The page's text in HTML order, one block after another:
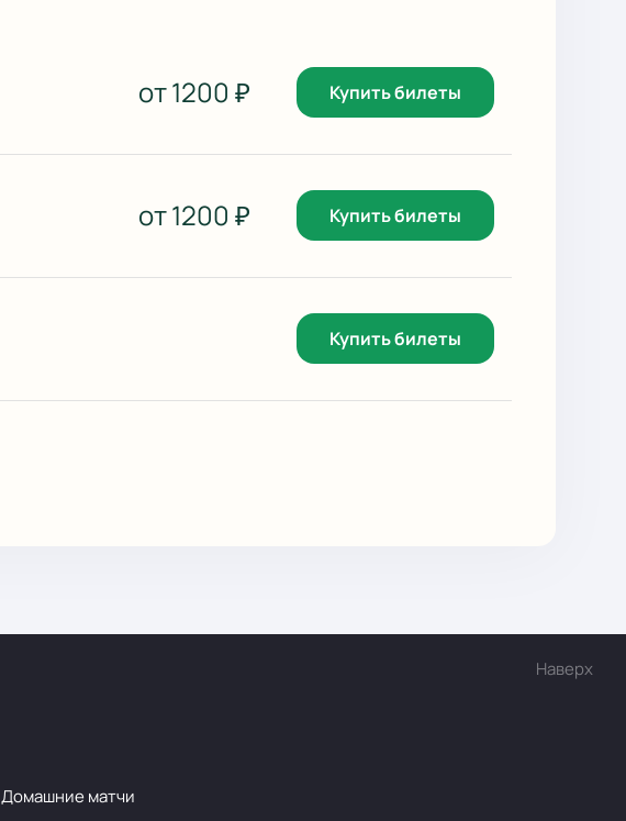
от1200 ₽ Купить билеты
от1200 ₽ Купить билеты
Купить билеты
Наверх
Домашние матчи